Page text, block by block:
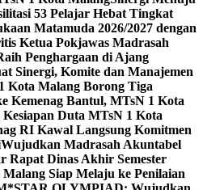
53 Pelajar Hebat Tingkat
Matamuda 2026/2027 dengan
Ketua Pokjawas Madrasah
Penghargaan di Ajang
Sinergi, Komite dan Manajemen
Kota Malang Borong Tiga
Kemenag Bantul, MTsN 1 Kota
Duta MTsN 1 Kota
RI Kawal Langsung Komitmen
Wujudkan Madrasah Akuntabel
Rapat Dinas Akhir Semester
Siap Melaju ke Penilaian